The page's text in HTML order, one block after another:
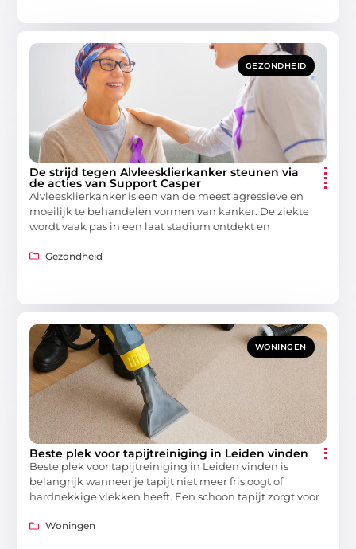
GEZONDHEID
De strijd tegen Alvleesklierkanker steunen via
de acties van Support Casper
Alvleesklierkanker is een van de meest agressieve en
moeilijk te behandelen vormen van kanker. De ziekte
wordt vaak pas in een laat stadium ontdekt en
Gezondheid
WONINGEN
Beste plek voor tapijtreiniging in Leiden vinden
Beste plek voor tapijtreiniging in Leiden vinden is
belangrijk wanneer je tapijt niet meer fris oogt of
hardnekkige vlekken heeft. Een schoon tapijt zorgt voor
Woningen